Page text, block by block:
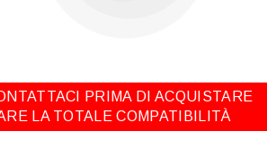
PRIMA DI ACQUISTARE
LA TOTALE COMPATIBILITÀ